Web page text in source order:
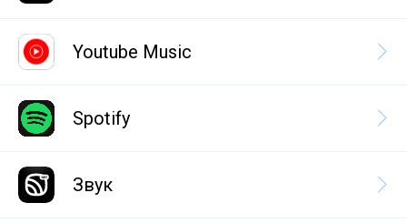
Youtube Music
Spotify
Звук